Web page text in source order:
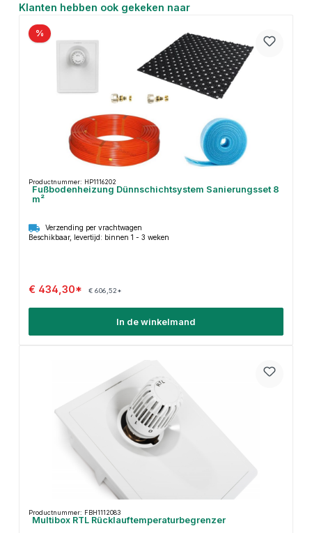
Productgalerij overslaan
Klanten hebben ook gekeken naar
%
Productnummer: HP1116202
Fußbodenheizung Dünnschichtsystem Sanierungsset 8
m²
Verzending per vrachtwagen
Beschikbaar, levertijd: binnen 1 - 3 weken
€ 434,30* € 606,52*
In de winkelmand
Productnummer: FBH1112083
Multibox RTL Rücklauftemperaturbegrenzer